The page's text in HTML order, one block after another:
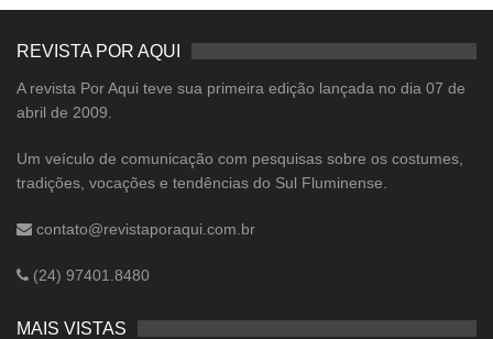
REVISTA POR AQUI
A revista Por Aqui teve sua primeira edição lançada no dia 07 de
abril de 2009.
Um veículo de comunicação com pesquisas sobre os costumes,
tradições, vocações e tendências do Sul Fluminense.
contato@revistaporaqui.com.br
(24) 97401.8480
MAIS VISTAS